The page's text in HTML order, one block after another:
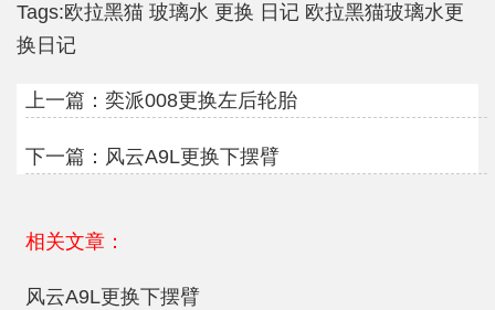
Tags:欧拉黑猫 玻璃水 更换 日记 欧拉黑猫玻璃水更
换日记
上一篇： 奕派008更换左后轮胎
下一篇： 风云A9L更换下摆臂
相关文章：
风云A9L更换下摆臂